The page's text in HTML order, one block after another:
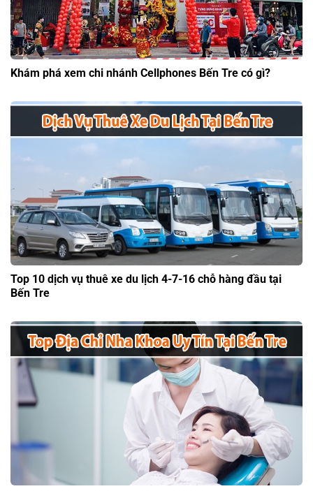
Khám phá xem chi nhánh Cellphones Bến Tre có gì?
Top 10 dịch vụ thuê xe du lịch 4-7-16 chỗ hàng đầu tại
Bến Tre